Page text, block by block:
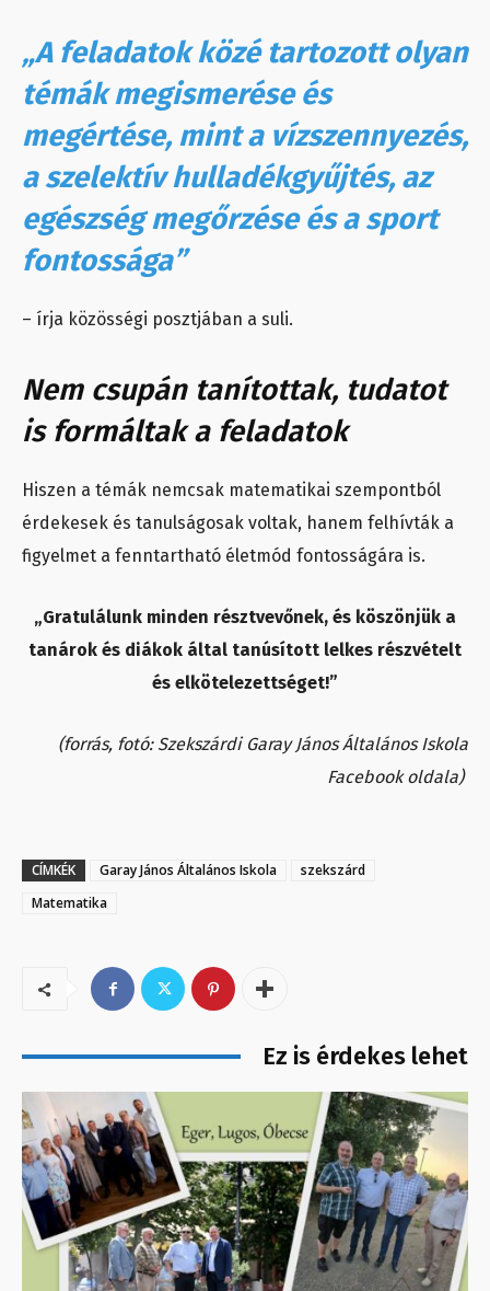
„A feladatok közé tartozott olyan
témák megismerése és
megértése, mint a vízszennyezés,
a szelektív hulladékgyűjtés, az
egészség megőrzése és a sport
fontossága”
– írja közösségi posztjában a suli.
Nem csupán tanítottak, tudatot
is formáltak a feladatok
Hiszen a témák nemcsak matematikai szempontból
érdekesek és tanulságosak voltak, hanem felhívták a
figyelmet a fenntartható életmód fontosságára is.
„Gratulálunk minden résztvevőnek, és köszönjük a
tanárok és diákok által tanúsított lelkes részvételt
és elkötelezettséget!”
(forrás, fotó: Szekszárdi Garay János Általános Iskola
Facebook oldala)
CÍMKÉK Garay János Általános Iskola
szekszárd
Matematika
Ez is érdekes lehet